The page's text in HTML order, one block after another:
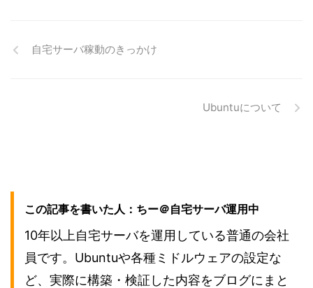
自宅サーバ稼動のきっかけ
Ubuntuについて
この記事を書いた人：ちー＠自宅サーバ運用中
10年以上自宅サーバを運用している普通の会社
員です。Ubuntuや各種ミドルウェアの設定な
ど、実際に構築・検証した内容をブログにまと